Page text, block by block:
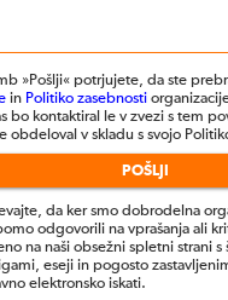
»Pošlji« potrjujete, da ste
in Politiko zasebnosti
bo kontaktiral le v zvezi s tem
obdeloval v skladu s svojo
POŠLJI
da ker smo dobrodelna
odgovorili na vprašanja ali
na naši obsežni spletni strani
eseji in pogosto
elektronsko iskati.